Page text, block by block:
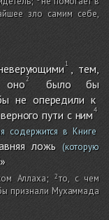
зло самим себе,
, тем,
оно
было бы
не опередили к
пути с ним
содержится в Книге
ложь (которую
Аллаха;
то, с чем
признали Мухаммада